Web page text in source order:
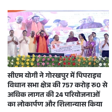
सीएम योगी ने गोरखपुर में पिपराइच
विधान सभा क्षेत्र की 757 करोड़ रु0 से
अधिक लागत की 24 परियोजनाओं
का लोकार्पण और शिलान्यास किया